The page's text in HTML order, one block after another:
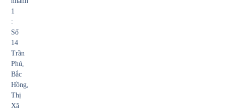
1
:
Số
14
Trần
Phú,
Bắc
Hồng,
Thị
Xã